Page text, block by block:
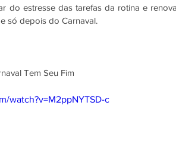
do estresse das tarefas da rotina e
só depois do Carnaval.
Tem Seu Fim
watch?v=M2ppNYTSD-c